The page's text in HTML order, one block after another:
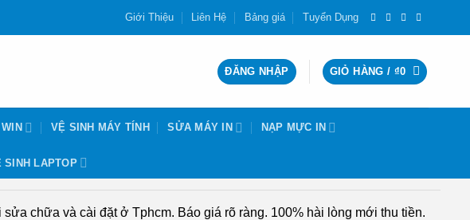
Giới Thiệu Liên Hệ Bảng giá Tuyển Dụng
ĐĂNG NHẬP GIỎ HÀNG / ₫0
VỆ SINH MÁY TÍNH SỬA MÁY IN NẠP MỰC IN
SINH LAPTOP
chữa và cài đặt ở Tphcm. Báo giá rõ ràng. 100% hài lòng mới thu tiền.